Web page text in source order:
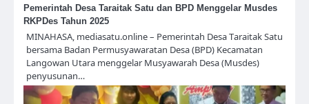
Pemerintah Desa Taraitak Satu dan BPD Menggelar Musdes
RKPDes Tahun 2025
MINAHASA, mediasatu.online – Pemerintah Desa Taraitak Satu
bersama Badan Permusyawaratan Desa (BPD) Kecamatan
Langowan Utara menggelar Musyawarah Desa (Musdes)
penyusunan…